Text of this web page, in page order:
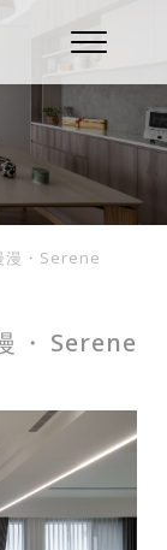
・Serene
・Serene